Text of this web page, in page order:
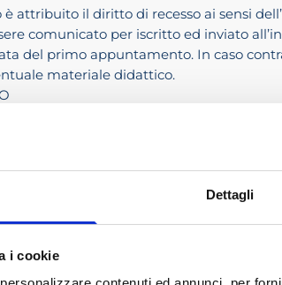
Dettagli
i cookie
attribuito il diritto di recesso ai sensi
comunicato per iscritto ed inviato
del primo appuntamento. In caso
materiale didattico.
Tre Venezie si riserva il diritto di
di annullamento di appuntamenti a
Legali, ai quali non saranno
A PAGAMENTO (€ 200,00 fuori campo
350,00, oltre IVA) a tutti gli altri iscritti
all’evento registrandosi a questo
COMMERCIALISTI